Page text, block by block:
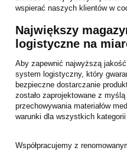
wspierać naszych klientów w
Największy
logistyczne na
Aby zapewnić najwyższą
system logistyczny, który
bezpieczne dostarczanie
zostało zaprojektowane z
przechowywania materiałów
warunki dla wszystkich kategorii
Współpracujemy z